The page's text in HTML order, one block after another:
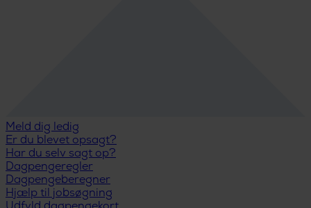
Meld dig ledig
Er du blevet opsagt?
Har du selv sagt op?
Dagpengeregler
Dagpengeberegner
Hjælp til jobsøgning